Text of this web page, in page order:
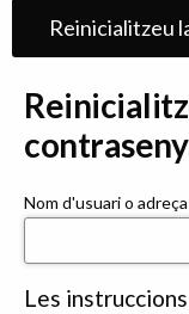
Reinicialitzeu
Nom d'usuari o
Les